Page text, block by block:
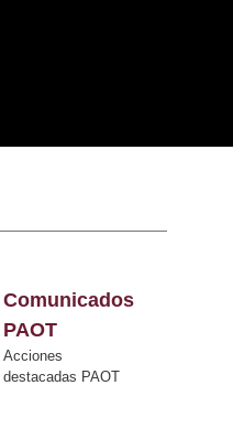
Comunicados
PAOT
Acciones
destacadas PAOT